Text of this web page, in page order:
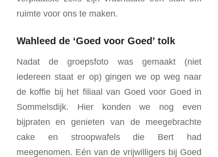
ruimte voor ons te maken.
Wahleed de ‘Goed voor Goed’ tolk
Nadat de groepsfoto was gemaakt (niet
iedereen staat er op) gingen we op weg naar
de koffie bij het filiaal van Goed voor Goed in
Sommelsdijk. Hier konden we nog even
bijpraten en genieten van de meegebrachte
cake en stroopwafels die Bert had
meegenomen. Eén van de vrijwilligers bij Goed